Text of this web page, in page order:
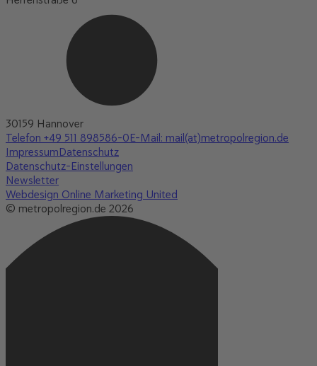
30159 Hannover
Telefon +49 511 898586-0E-Mail: mail(at)metropolregion.de
ImpressumDatenschutz
Datenschutz-Einstellungen
Newsletter
Webdesign Online Marketing United
© metropolregion.de 2026